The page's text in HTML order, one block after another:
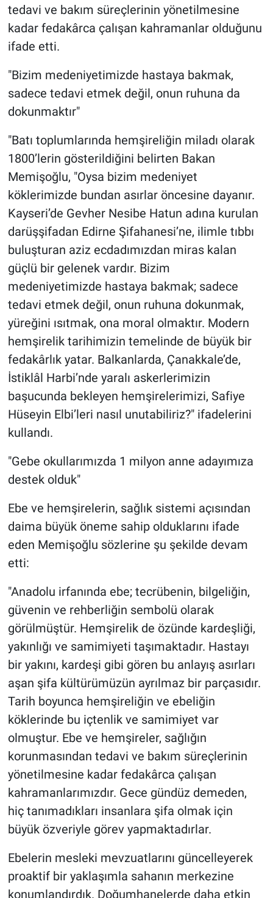
tedavi ve bakım süreçlerinin yönetilmesine
kadar fedakârca çalışan kahramanlar olduğunu
ifade etti.
"Bizim medeniyetimizde hastaya bakmak,
sadece tedavi etmek değil, onun ruhuna da
dokunmaktır"
"Batı toplumlarında hemşireliğin miladı olarak
1800’lerin gösterildiğini belirten Bakan
Memişoğlu, "Oysa bizim medeniyet
köklerimizde bundan asırlar öncesine dayanır.
Kayseri’de Gevher Nesibe Hatun adına kurulan
darüşşifadan Edirne Şifahanesi’ne, ilimle tıbbı
buluşturan aziz ecdadımızdan miras kalan
güçlü bir gelenek vardır. Bizim
medeniyetimizde hastaya bakmak; sadece
tedavi etmek değil, onun ruhuna dokunmak,
yüreğini ısıtmak, ona moral olmaktır. Modern
hemşirelik tarihimizin temelinde de büyük bir
fedakârlık yatar. Balkanlarda, Çanakkale’de,
İstiklâl Harbi’nde yaralı askerlerimizin
başucunda bekleyen hemşirelerimizi, Safiye
Hüseyin Elbi’leri nasıl unutabiliriz?" ifadelerini
kullandı.
"Gebe okullarımızda 1 milyon anne adayımıza
destek olduk"
Ebe ve hemşirelerin, sağlık sistemi açısından
daima büyük öneme sahip olduklarını ifade
eden Memişoğlu sözlerine şu şekilde devam
etti:
"Anadolu irfanında ebe; tecrübenin, bilgeliğin,
güvenin ve rehberliğin sembolü olarak
görülmüştür. Hemşirelik de özünde kardeşliği,
yakınlığı ve samimiyeti taşımaktadır. Hastayı
bir yakını, kardeşi gibi gören bu anlayış asırları
aşan şifa kültürümüzün ayrılmaz bir parçasıdır.
Tarih boyunca hemşireliğin ve ebeliğin
köklerinde bu içtenlik ve samimiyet var
olmuştur. Ebe ve hemşireler, sağlığın
korunmasından tedavi ve bakım süreçlerinin
yönetilmesine kadar fedakârca çalışan
kahramanlarımızdır. Gece gündüz demeden,
hiç tanımadıkları insanlara şifa olmak için
büyük özveriyle görev yapmaktadırlar.
Ebelerin mesleki mevzuatlarını güncelleyerek
proaktif bir yaklaşımla sahanın merkezine
konumlandırdık. Doğumhanelerde daha etkin